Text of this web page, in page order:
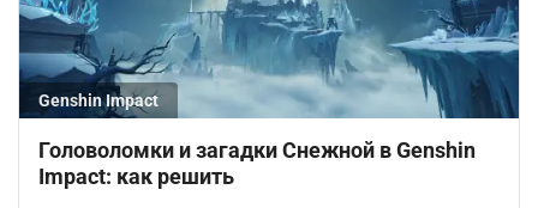
Genshin Impact
Головоломки и загадки Снежной в Genshin
Impact: как решить